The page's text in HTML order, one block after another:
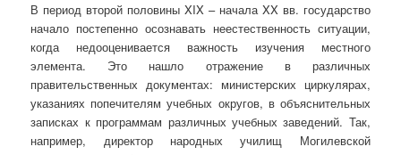
В период второй половины XIX – начала XX вв. государство
начало постепенно осознавать неестественность ситуации,
когда недооценивается важность изучения местного
элемента. Это нашло отражение в различных
правительственных документах: министерских циркулярах,
указаниях попечителям учебных округов, в объяснительных
записках к программам различных учебных заведений. Так,
например, директор народных училищ Могилевской